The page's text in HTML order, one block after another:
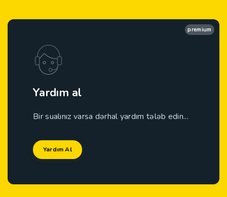
premium
Yardım al
Bir sualınız varsa dərhal yardım tələb edin...
Yardım Al